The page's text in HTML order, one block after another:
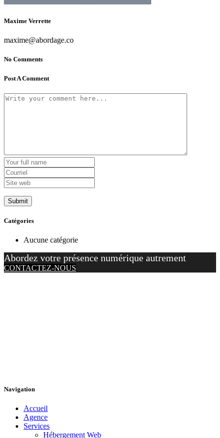
Maxime Verrette
maxime@abordage.co
No Comments
Post A Comment
Catégories
Aucune catégorie
Abordez votre présence numérique autrement
CONTACTEZ-NOUS
Navigation
Accueil
Agence
Services
Hébergement Web